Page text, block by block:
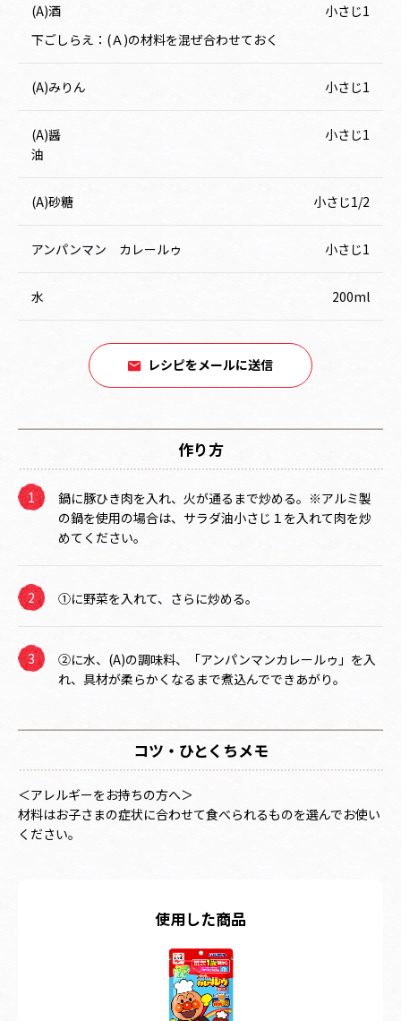
(A)酒
小さじ1
下ごしらえ：(Ａ)の材料を混ぜ合わせておく
(A)みりん 小さじ1
(A)醤
油
小さじ1
(A)砂糖 小さじ1/2
アンパンマン カレールゥ 小さじ1
水 200ml
レシピをメールに送信
作り方
鍋に豚ひき肉を入れ、火が通るまで炒める。※アルミ製
の鍋を使用の場合は、サラダ油小さじ１を入れて肉を炒
めてください。
①に野菜を入れて、さらに炒める。
②に水、(A)の調味料、「アンパンマンカレールゥ」を入
れ、具材が柔らかくなるまで煮込んでできあがり。
コツ・ひとくちメモ
＜アレルギーをお持ちの方へ＞
材料はお子さまの症状に合わせて食べられるものを選んでお使い
ください。
使用した商品